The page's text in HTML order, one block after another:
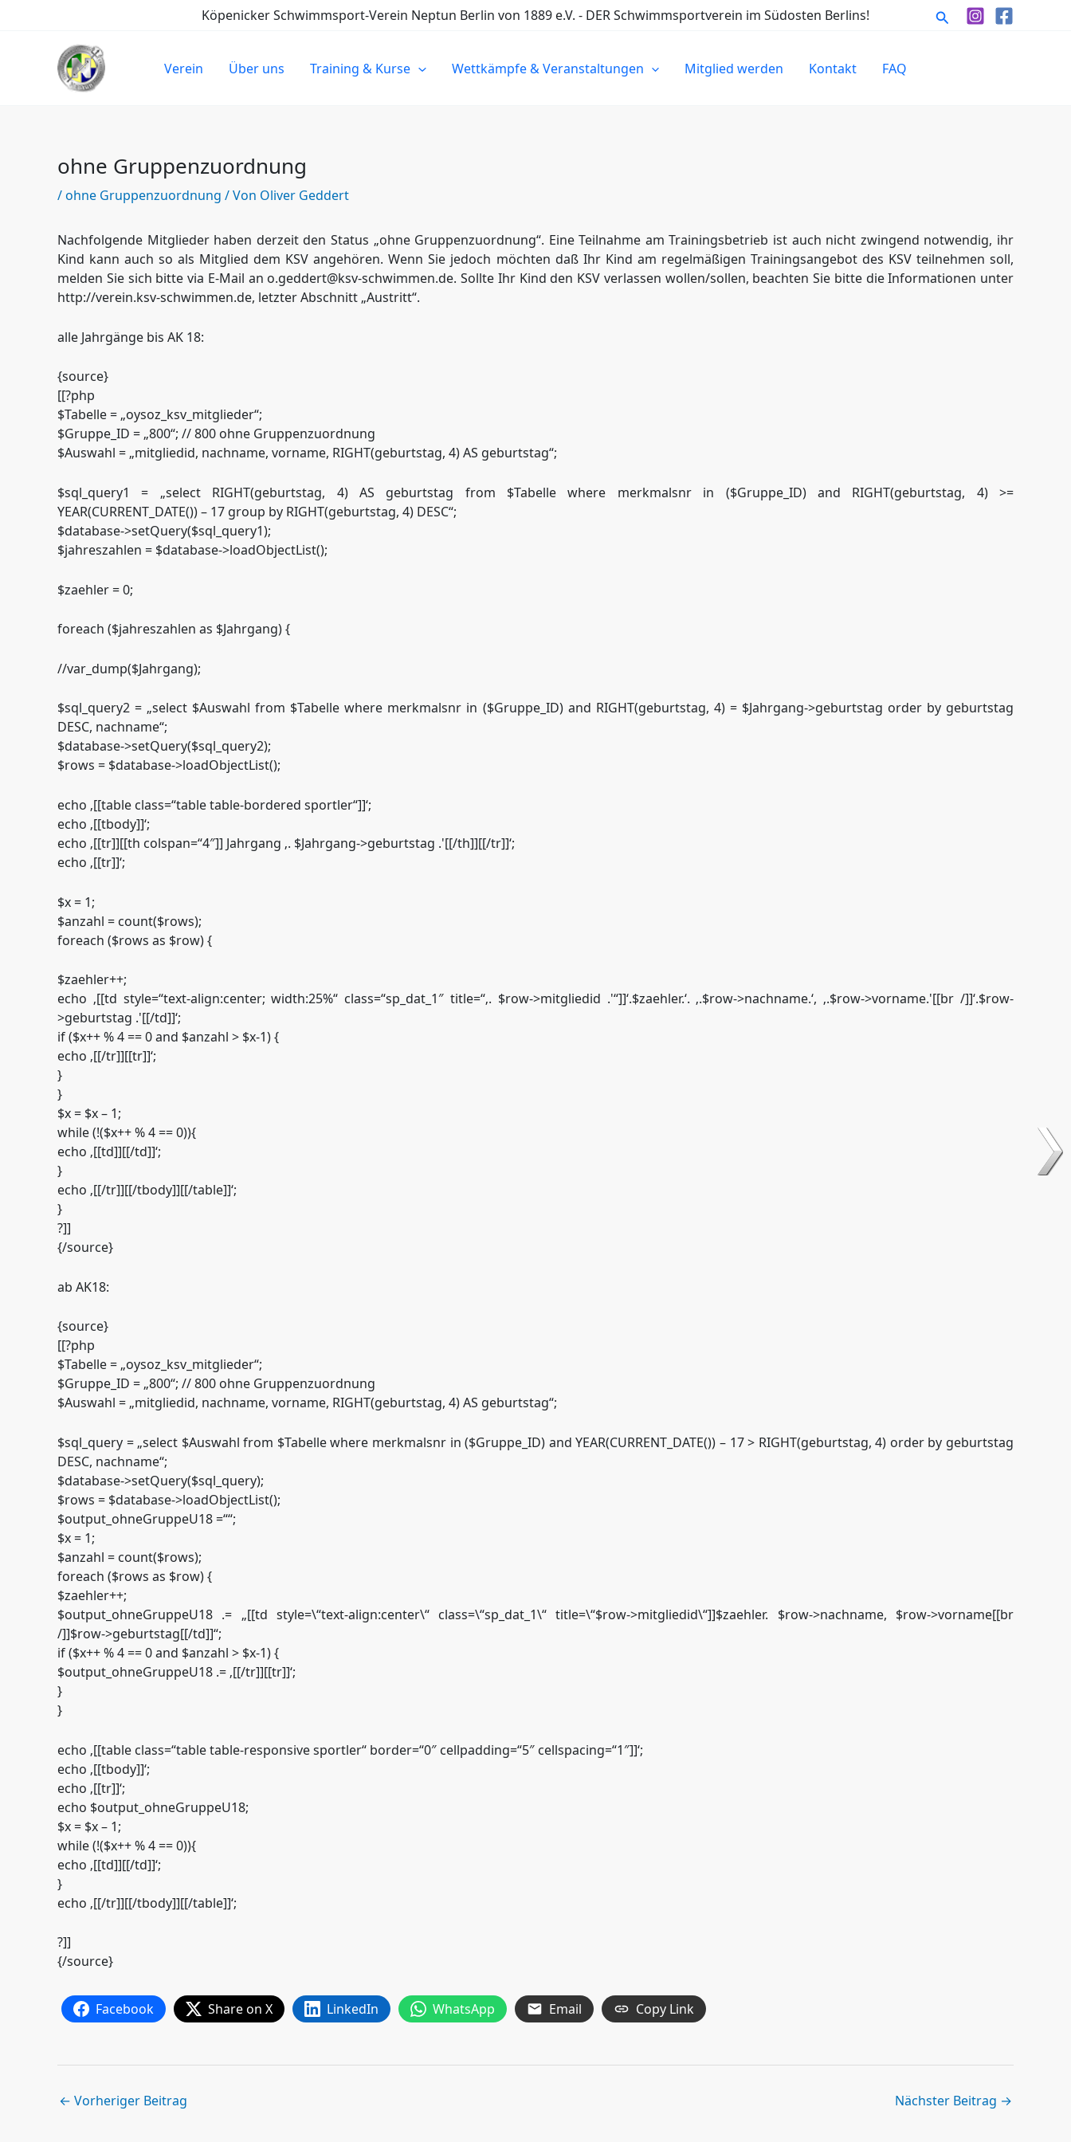
Köpenicker Schwimmsport-Verein Neptun Berlin von 1889 e.V. - DER Schwimmsportverein im Südosten Berlins! Suchen
Verein Über uns Training & Kurse Wettkämpfe & Veranstaltungen Mitglied werden Kontakt FAQ
ohne Gruppenzuordnung
/ohne Gruppenzuordnung / Von Oliver Geddert
Nachfolgende Mitglieder haben derzeit den Status „ohne Gruppenzuordnung“. Eine Teilnahme am Trainingsbetrieb ist auch nicht zwingend notwendig, ihr
Kind kann auch so als Mitglied dem KSV angehören. Wenn Sie jedoch möchten daß Ihr Kind am regelmäßigen Trainingsangebot des KSV teilnehmen soll,
melden Sie sich bitte via E-Mail an o.geddert@ksv-schwimmen.de. Sollte Ihr Kind den KSV verlassen wollen/sollen, beachten Sie bitte die Informationen unter
http://verein.ksv-schwimmen.de, letzter Abschnitt „Austritt“.
alle Jahrgänge bis AK 18:
{source}
[[?php
$Tabelle = „oysoz_ksv_mitglieder“;
$Gruppe_ID = „800“; // 800 ohne Gruppenzuordnung
$Auswahl = „mitgliedid, nachname, vorname, RIGHT(geburtstag, 4) AS geburtstag“;
$sql_query1 = „select RIGHT(geburtstag, 4) AS geburtstag from $Tabelle where merkmalsnr in ($Gruppe_ID) and RIGHT(geburtstag, 4) >=
YEAR(CURRENT_DATE()) – 17 group by RIGHT(geburtstag, 4) DESC“;
$database->setQuery($sql_query1);
$jahreszahlen = $database->loadObjectList();
$zaehler = 0;
foreach ($jahreszahlen as $Jahrgang) {
//var_dump($Jahrgang);
$sql_query2 = „select $Auswahl from $Tabelle where merkmalsnr in ($Gruppe_ID) and RIGHT(geburtstag, 4) = $Jahrgang->geburtstag order by geburtstag
DESC, nachname“;
$database->setQuery($sql_query2);
$rows = $database->loadObjectList();
echo ‚[[table class=“table table-bordered sportler“]]‘;
echo ‚[[tbody]]‘;
echo ‚[[tr]][[th colspan=“4″]] Jahrgang ‚. $Jahrgang->geburtstag .'[[/th]][[/tr]]‘;
echo ‚[[tr]]‘;
$x = 1;
$anzahl = count($rows);
foreach ($rows as $row) {
$zaehler++;
echo ‚[[td style=“text-align:center; width:25%“ class=“sp_dat_1″ title=“‚. $row->mitgliedid .'“]]‘.$zaehler.‘. ‚.$row->nachname.‘, ‚.$row->vorname.'[[br /]]‘.$row-
>geburtstag .'[[/td]]‘;
if ($x++ % 4 == 0 and $anzahl > $x-1) {
echo ‚[[/tr]][[tr]]‘;
}
}
$x = $x – 1;
while (!($x++ % 4 == 0)){
echo ‚[[td]][[/td]]‘;
}
echo ‚[[/tr]][[/tbody]][[/table]]‘;
}
?]]
{/source}
ab AK18:
{source}
[[?php
$Tabelle = „oysoz_ksv_mitglieder“;
$Gruppe_ID = „800“; // 800 ohne Gruppenzuordnung
$Auswahl = „mitgliedid, nachname, vorname, RIGHT(geburtstag, 4) AS geburtstag“;
$sql_query = „select $Auswahl from $Tabelle where merkmalsnr in ($Gruppe_ID) and YEAR(CURRENT_DATE()) – 17 > RIGHT(geburtstag, 4) order by geburtstag
DESC, nachname“;
$database->setQuery($sql_query);
$rows = $database->loadObjectList();
$output_ohneGruppeU18 =““;
$x = 1;
$anzahl = count($rows);
foreach ($rows as $row) {
$zaehler++;
$output_ohneGruppeU18 .= „[[td style=\“text-align:center\“ class=\“sp_dat_1\“ title=\“$row->mitgliedid\“]]$zaehler. $row->nachname, $row->vorname[[br
/]]$row->geburtstag[[/td]]“;
if ($x++ % 4 == 0 and $anzahl > $x-1) {
$output_ohneGruppeU18 .= ‚[[/tr]][[tr]]‘;
}
}
echo ‚[[table class=“table table-responsive sportler“ border=“0″ cellpadding=“5″ cellspacing=“1″]]‘;
echo ‚[[tbody]]‘;
echo ‚[[tr]]‘;
echo $output_ohneGruppeU18;
$x = $x – 1;
while (!($x++ % 4 == 0)){
echo ‚[[td]][[/td]]‘;
}
echo ‚[[/tr]][[/tbody]][[/table]]‘;
?]]
{/source}
Facebook Share on X LinkedIn WhatsApp Email Copy Link
← Vorheriger Beitrag Nächster Beitrag →